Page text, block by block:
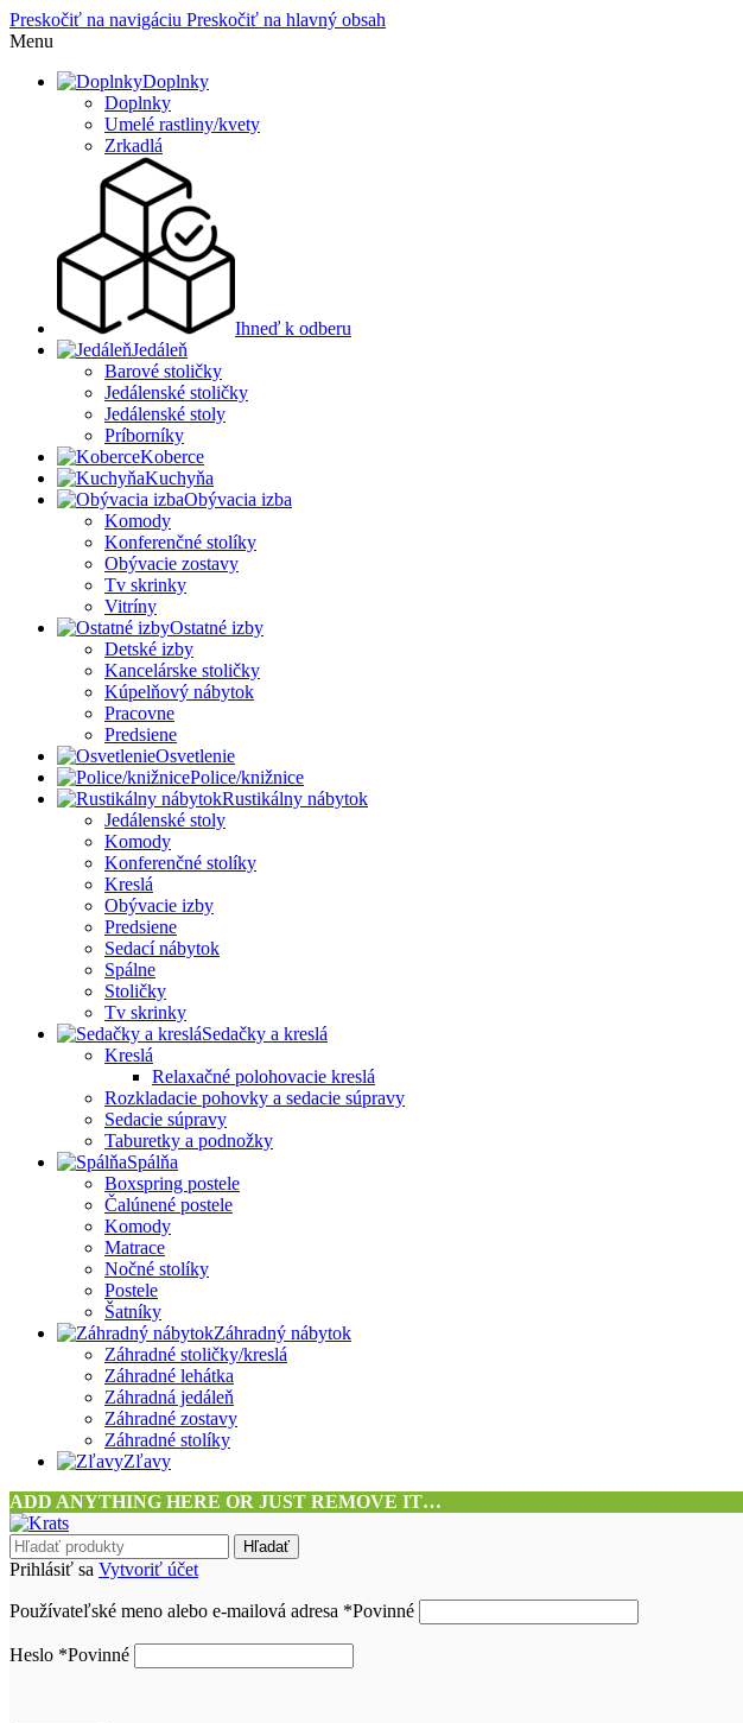
Preskočiť na navigáciu Preskočiť na hlavný obsah
Menu
Doplnky
Doplnky
Umelé rastliny/kvety
Zrkadlá
Ihneď k odberu
Jedáleň
Barové stoličky
Jedálenské stoličky
Jedálenské stoly
Príborníky
Koberce
Kuchyňa
Obývacia izba
Komody
Konferenčné stolíky
Obývacie zostavy
Tv skrinky
Vitríny
Ostatné izby
Detské izby
Kancelárske stoličky
Kúpelňový nábytok
Pracovne
Predsiene
Osvetlenie
Police/knižnice
Rustikálny nábytok
Jedálenské stoly
Komody
Konferenčné stolíky
Kreslá
Obývacie izby
Predsiene
Sedací nábytok
Spálne
Stoličky
Tv skrinky
Sedačky a kreslá
Kreslá
Relaxačné polohovacie kreslá
Rozkladacie pohovky a sedacie súpravy
Sedacie súpravy
Taburetky a podnožky
Spálňa
Boxspring postele
Čalúnené postele
Komody
Matrace
Nočné stolíky
Postele
Šatníky
Záhradný nábytok
Záhradné stoličky/kreslá
Záhradné lehátka
Záhradná jedáleň
Záhradné zostavy
Záhradné stolíky
Zľavy
ADD ANYTHING HERE OR JUST REMOVE IT…
Hľadať
Prihlásiť sa Vytvoriť účet
Používateľské meno alebo e-mailová adresa *Povinné
Heslo *Povinné